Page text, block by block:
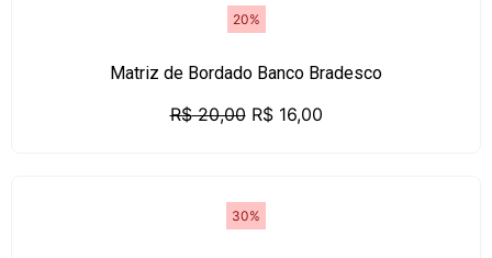
20%
Matriz de Bordado Banco Bradesco
R$20,00 R$16,00
30%